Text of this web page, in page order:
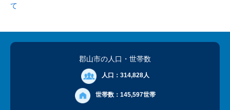
て
郡山市の人口 ・世帯数
人口： 314,828人
世帯数： 145,597世帯